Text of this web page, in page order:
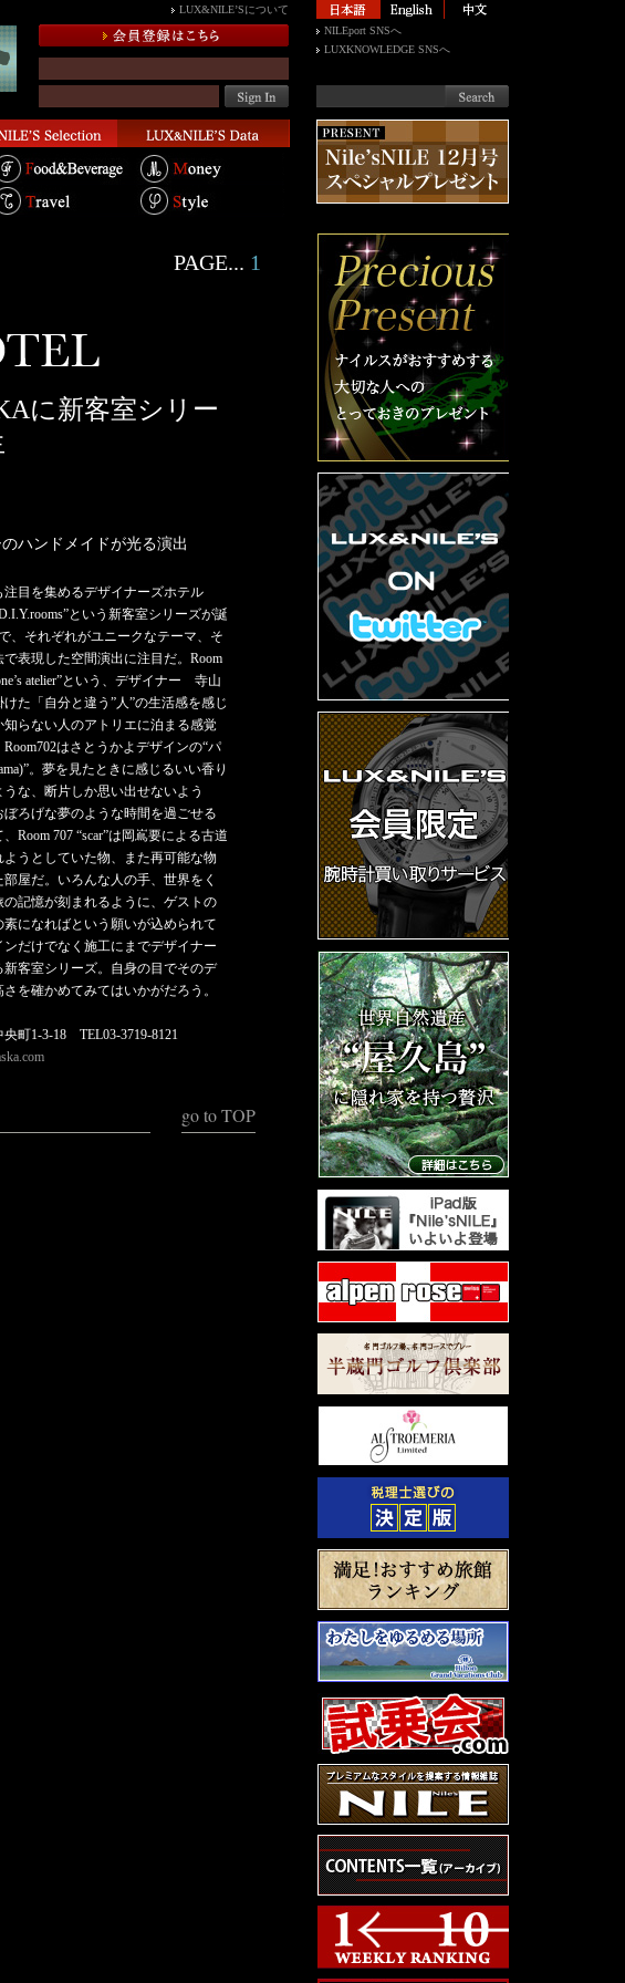
LUX&NILE’Sについて
NILEport SNSへ
LUXKNOWLEDGE SNSへ
PAGE... 1
に新客室シリー
ハンドメイドが光る演出
注目を集めるデザイナーズホテル
という新客室シリーズが誕
、それぞれがユニークなテーマ、そ
表現した空間演出に注目だ。Room
atelier”という、デザイナー 寺山
た「自分と違う”人”の生活感を感じ
知らない人のアトリエに泊まる感覚
はさとうかよデザインの“パ
。夢を見たときに感じるいい香り
な、断片しか思い出せないよう
ぼろげな夢のような時間を過ごせる
Room 707 “scar”は岡嶌要による古道
ようとしていた物、また再可能な物
屋だ。いろんな人の手、世界をく
の記憶が刻まれるように、ゲストの
素になればという願いが込められて
ンだけでなく施工にまでデザイナー
新客室シリーズ。自身の目でそのデ
を確かめてみてはいかがだろう。
町1-3-18 TEL03-3719-8121
go to TOP